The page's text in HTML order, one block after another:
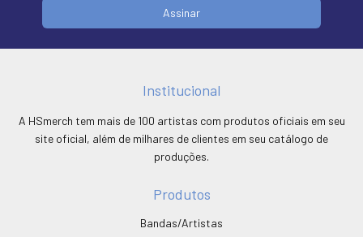
Institucional
A HSmerch tem mais de 100 artistas com produtos oficiais em seu
site oficial, além de milhares de clientes em seu catálogo de
produções.
Produtos
Bandas/Artistas